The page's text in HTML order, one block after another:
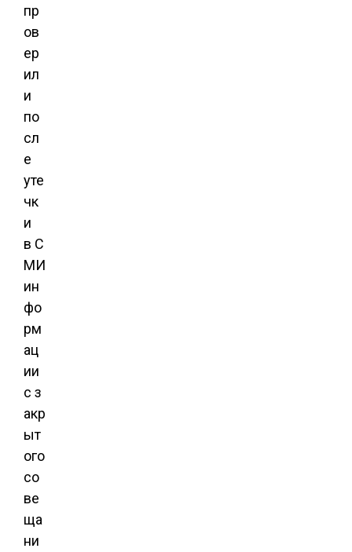
пр
ов
ер
ил
и
по
сл
е
уте
чк
и
в С
МИ
ин
фо
рм
ац
ии
с з
акр
ыт
ого
со
ве
ща
ни